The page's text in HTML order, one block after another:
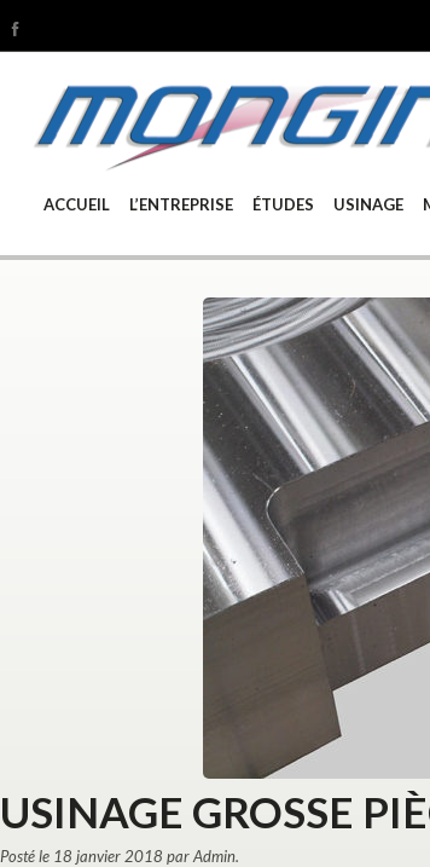
ACCUEIL L’ENTREPRISE ÉTUDES USINAGE
USINAGE GROSSE
Posté le 18 janvier 2018 par Admin.